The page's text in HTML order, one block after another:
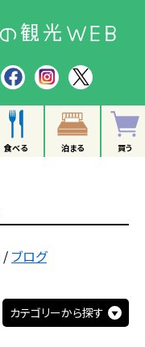
食べる 泊まる 買う
/ ブログ
カテゴリーから探す